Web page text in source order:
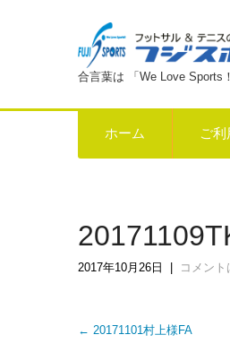
合言葉は 「We Love Sports
ホーム ご
2017年10月26日 コメン
Post
← 20171101村上様FA